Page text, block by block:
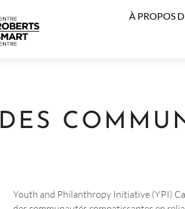
À PROPOS
DES
Youth and Philanthropy Initiative (YPI)